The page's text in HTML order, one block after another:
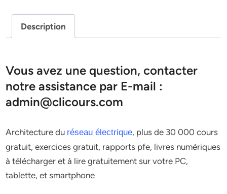
Description
Vous avez une question, contacter
notre assistance par E-mail :
admin@clicours.com
Architecture du réseau électrique, plus de 30 000 cours
gratuit, exercices gratuit, rapports pfe, livres numériques
à télécharger et à lire gratuitement sur votre PC,
tablette, et smartphone